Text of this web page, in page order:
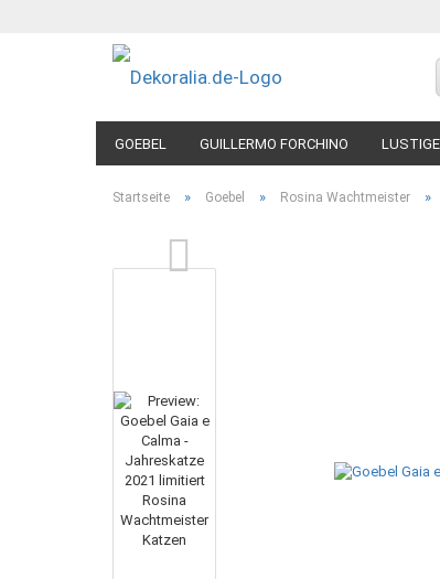
GOEBEL GUILLERMO FORCHINO
Startseite » Goebel » Rosina Wachtmeister »